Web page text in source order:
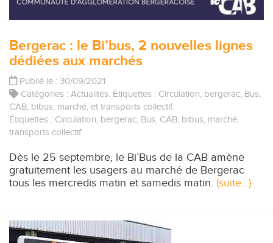
Bergerac : le Bi’bus, 2 nouvelles lignes
dédiées aux marchés
Publié le : 30/09/2021
Catégories : Actualités. Étiquettes : Circulation, bergerac, Bus,
CAB, bibus, marché, et transports collectif.
Étiquettes : Circulation, bergerac, Bus, CAB, bibus, marché,
transports collectif
Dès le 25 septembre, le Bi’Bus de la CAB amène
gratuitement les usagers au marché de Bergerac
tous les mercredis matin et samedis matin. (suite…)